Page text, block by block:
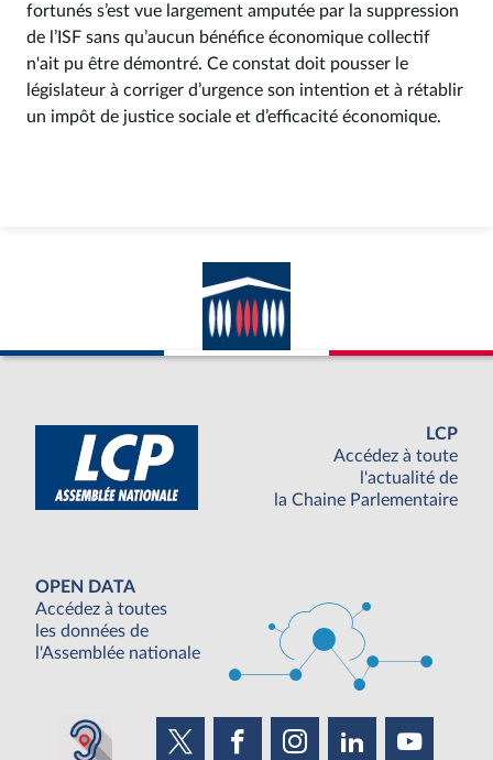
fortunés s’est vue largement amputée par la suppression
de l’ISF sans qu’aucun bénéfice économique collectif
n'ait pu être démontré. Ce constat doit pousser le
législateur à corriger d’urgence son intention et à rétablir
un impôt de justice sociale et d’efficacité économique.
LCP
Accédez à toute
l'actualité de
la Chaine Parlementaire
OPEN DATA
Accédez à toutes
les données de
l'Assemblée nationale